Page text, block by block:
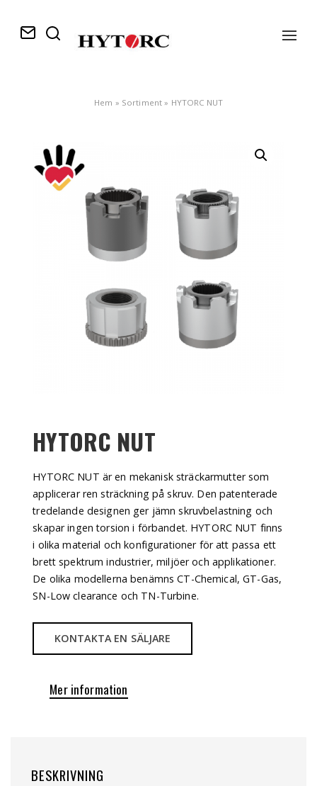
Hem » Sortiment » HYTORC NUT
HYTORC NUT
HYTORC NUT är en mekanisk sträckarmutter som
applicerar ren sträckning på skruv. Den patenterade
tredelande designen ger jämn skruvbelastning och
skapar ingen torsion i förbandet. HYTORC NUT finns
i olika material och konfigurationer för att passa ett
brett spektrum industrier, miljöer och applikationer.
De olika modellerna benämns CT-Chemical, GT-Gas,
SN-Low clearance och TN-Turbine.
KONTAKTA EN SÄLJARE
Mer information
BESKRIVNING